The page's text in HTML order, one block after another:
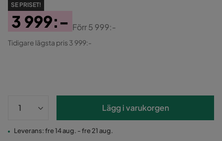
SE PRISET!
Pris
3 999:-
Original
Förr5 999:-
Tidigare lägsta pris 3 999:-
Lägg i varukorgen
Leverans: fre 14 aug. - fre 21 aug.